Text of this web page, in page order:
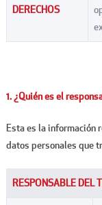
DERECHOS
1. ¿Quién es el
Esta es la información
datos personales que
RESPONSABLE DEL